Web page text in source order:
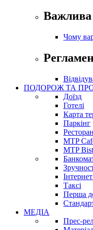
Важлива
Чому
ПОДОРОЖ ТА
Доїзд
Готелі
Карта
Паркінг
MTP
MTP
Таксі
Перша
МЕДІА
Прес-